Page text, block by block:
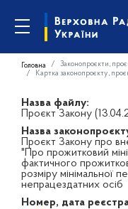
Головна Законопроєкти,
Картка законопроєкту,
Назва файлу:
Проєкт Закону
Назва
Проєкт Закону про
"Про прожитковий
фактичного
розміру мінімальної
непрацездатних осіб
Номер, дата